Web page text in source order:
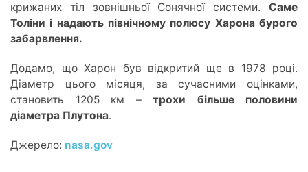
крижаних тіл зовнішньої Сонячної системи. Саме
Толіни і надають північному полюсу Харона бурого
забарвлення.
Додамо, що Харон був відкритий ще в 1978 році.
Діаметр цього місяця, за сучасними оцінками,
становить 1205 км – трохи більше половини
діаметра Плутона.
Джерело: nasa.gov